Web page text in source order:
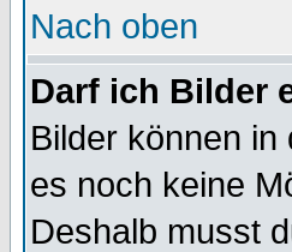
Nach oben
Darf ich Bilder
Bilder können in
es noch keine
Deshalb musst